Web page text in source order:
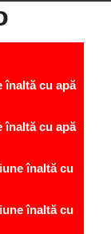
înaltă cu apă
înaltă cu apă
înaltă cu
înaltă cu